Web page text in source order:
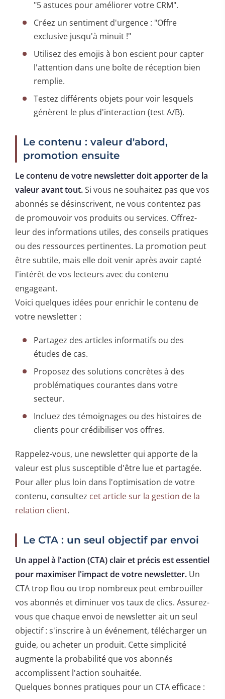
"5 astuces pour améliorer votre CRM".
Créez un sentiment d'urgence : "Offre
exclusive jusqu'à minuit !"
Utilisez des emojis à bon escient pour capter
l'attention dans une boîte de réception bien
remplie.
Testez différents objets pour voir lesquels
génèrent le plus d'interaction (test A/B).
Le contenu : valeur d'abord,
promotion ensuite
Le contenu de votre newsletter doit apporter de la
valeur avant tout.Si vous ne souhaitez pas que vos
abonnés se désinscrivent, ne vous contentez pas
de promouvoir vos produits ou services. Offrez-
leur des informations utiles, des conseils pratiques
ou des ressources pertinentes. La promotion peut
être subtile, mais elle doit venir après avoir capté
l'intérêt de vos lecteurs avec du contenu
engageant.
Voici quelques idées pour enrichir le contenu de
votre newsletter :
Partagez des articles informatifs ou des
études de cas.
Proposez des solutions concrètes à des
problématiques courantes dans votre
secteur.
Incluez des témoignages ou des histoires de
clients pour crédibiliser vos offres.
Rappelez-vous, une newsletter qui apporte de la
valeur est plus susceptible d'être lue et partagée.
Pour aller plus loin dans l'optimisation de votre
contenu, consultez cet article sur la gestion de la
relation client.
Le CTA : un seul objectif par envoi
Un appel à l'action (CTA) clair et précis est essentiel
pour maximiser l'impact de votre newsletter. Un
CTA trop flou ou trop nombreux peut embrouiller
vos abonnés et diminuer vos taux de clics. Assurez-
vous que chaque envoi de newsletter ait un seul
objectif : s'inscrire à un événement, télécharger un
guide, ou acheter un produit. Cette simplicité
augmente la probabilité que vos abonnés
accomplissent l'action souhaitée.
Quelques bonnes pratiques pour un CTA efficace :